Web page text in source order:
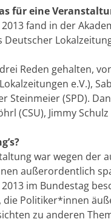
für eine
2013 fand in der
Deutscher
Reden gehalten,
e.V.),
Steinmeier (SPD).
(CSU), Jimmy
war wegen der
außerordentlich
im Bundestag
die Politiker*innen
zu anderen